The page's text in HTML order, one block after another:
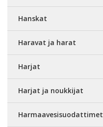
Hanskat
Haravat ja harat
Harjat
Harjat ja noukkijat
Harmaavesisuodattimet